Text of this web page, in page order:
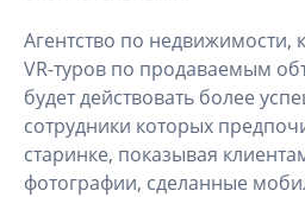
Агентство по недвижимости,
VR-туров по продаваемым
будет действовать более
сотрудники которых
старинке, показывая
фотографии, сделанные